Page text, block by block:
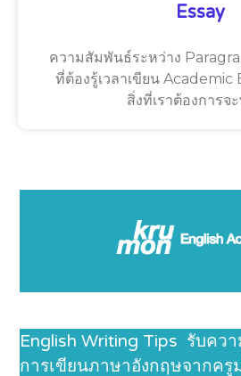
Essay
ความสัมพันธ์ระหว่าง
ที่ต้องรู้เวลาเขียน Academic
สิ่งที่เราต้องการจ
English Writing Tips รับควา
การเขียนภาษาอังกฤษจากครู